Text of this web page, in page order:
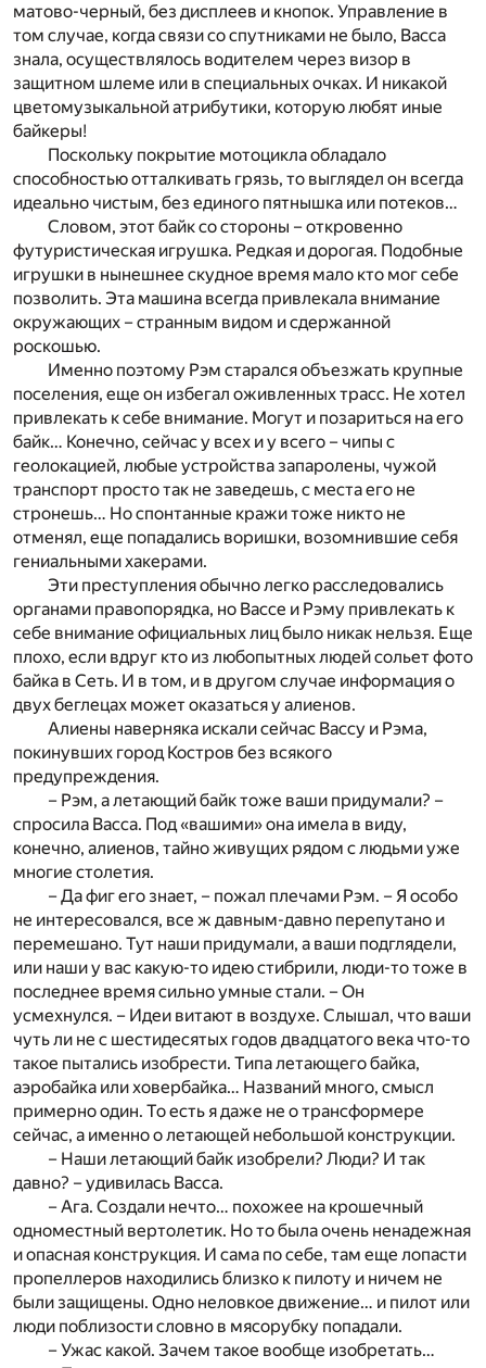
матово-черный, без дисплеев и кнопок. Управление в
том случае, когда связи со спутниками не было, Васса
знала, осуществлялось водителем через визор в
защитном шлеме или в специальных очках. И никакой
цветомузыкальной атрибутики, которую любят иные
байкеры!
Поскольку покрытие мотоцикла обладало
способностью отталкивать грязь, то выглядел он всегда
идеально чистым, без единого пятнышка или потеков…
Словом, этот байк со стороны – откровенно
футуристическая игрушка. Редкая и дорогая. Подобные
игрушки в нынешнее скудное время мало кто мог себе
позволить. Эта машина всегда привлекала внимание
окружающих – странным видом и сдержанной
роскошью.
Именно поэтому Рэм старался объезжать крупные
поселения, еще он избегал оживленных трасс. Не хотел
привлекать к себе внимание. Могут и позариться на его
байк… Конечно, сейчас у всех и у всего – чипы с
геолокацией, любые устройства запаролены, чужой
транспорт просто так не заведешь, с места его не
стронешь… Но спонтанные кражи тоже никто не
отменял, еще попадались воришки, возомнившие себя
гениальными хакерами.
Эти преступления обычно легко расследовались
органами правопорядка, но Вассе и Рэму привлекать к
себе внимание официальных лиц было никак нельзя. Еще
плохо, если вдруг кто из любопытных людей сольет фото
байка в Сеть. И в том, и в другом случае информация о
двух беглецах может оказаться у алиенов.
Алиены наверняка искали сейчас Вассу и Рэма,
покинувших город Костров без всякого
предупреждения.
– Рэм, а летающий байк тоже ваши придумали? –
спросила Васса. Под «вашими» она имела в виду,
конечно, алиенов, тайно живущих рядом с людьми уже
многие столетия.
– Да фиг его знает, – пожал плечами Рэм. – Я особо
не интересовался, все ж давным-давно перепутано и
перемешано. Тут наши придумали, а ваши подглядели,
или наши у вас какую-то идею стибрили, люди-то тоже в
последнее время сильно умные стали. – Он
усмехнулся. – Идеи витают в воздухе. Слышал, что ваши
чуть ли не с шестидесятых годов двадцатого века что-то
такое пытались изобрести. Типа летающего байка,
аэробайка или ховербайка… Названий много, смысл
примерно один. То есть я даже не о трансформере
сейчас, а именно о летающей небольшой конструкции.
– Наши летающий байк изобрели? Люди? И так
давно? – удивилась Васса.
– Ага. Создали нечто… похожее на крошечный
одноместный вертолетик. Но то была очень ненадежная
и опасная конструкция. И сама по себе, там еще лопасти
пропеллеров находились близко к пилоту и ничем не
были защищены. Одно неловкое движение… и пилот или
люди поблизости словно в мясорубку попадали.
– Ужас какой. Зачем такое вообще изобретать…